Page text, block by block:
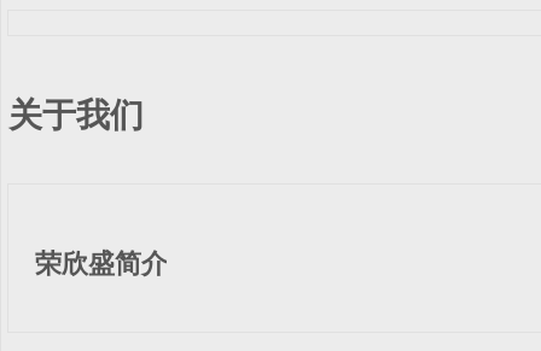
关于我们
荣欣盛简介